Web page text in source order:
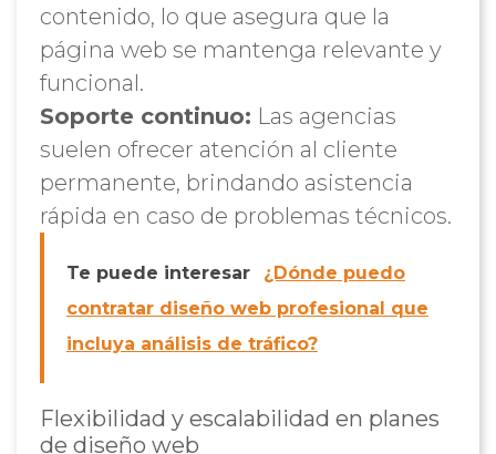
contenido, lo que asegura que la
página web se mantenga relevante y
funcional.
Soporte continuo: Las agencias
suelen ofrecer atención al cliente
permanente, brindando asistencia
rápida en caso de problemas técnicos.
Te puede interesar
¿Dónde puedo
contratar diseño web profesional que
incluya análisis de tráfico?
Flexibilidad y escalabilidad en planes
de diseño web